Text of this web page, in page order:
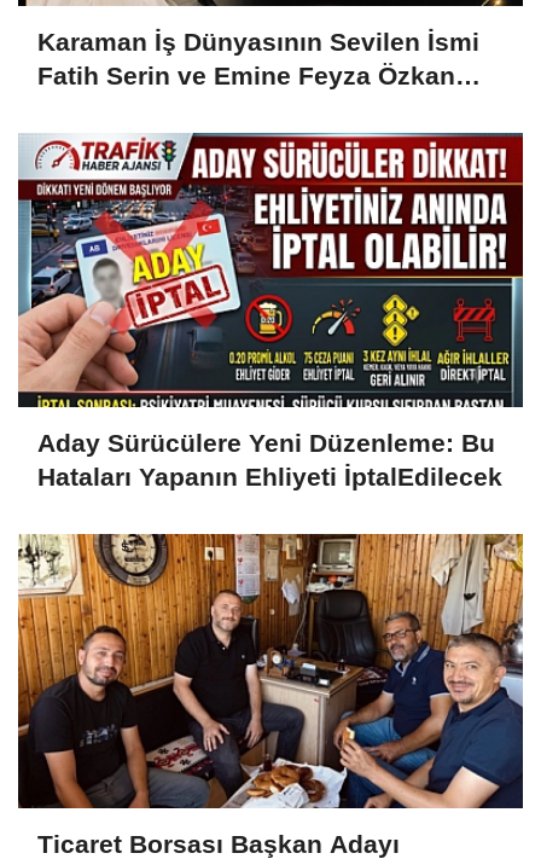
Karaman İş Dünyasının Sevilen İsmi
Fatih Serin ve Emine Feyza Özkan
Aday Sürücülere Yeni Düzenleme: Bu
Hataları Yapanın Ehliyeti İptalEdilecek
Ticaret Borsası Başkan Adayı